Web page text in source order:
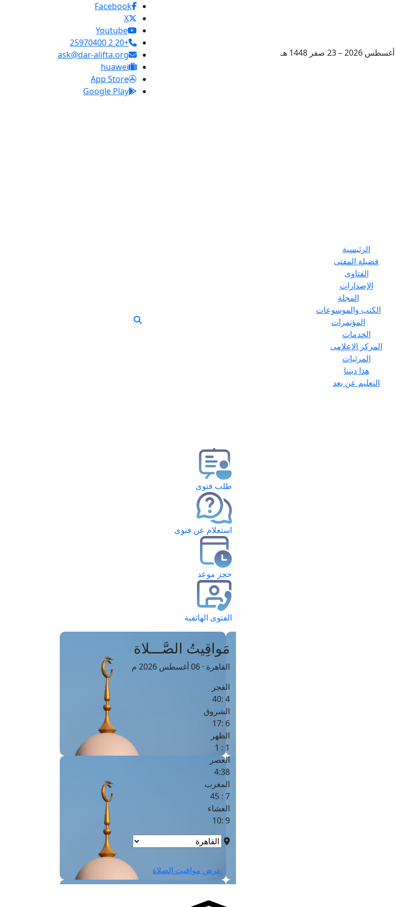
Facebook
X
Youtube
+20 2 25970400
ask@dar-alifta.org
huawei
App Store
Google Play
الرئيسية
فضيلة المفتى
الفتاوى
الإصدارات
المجلة
الكتب والموسوعات
المؤتمرات
الخدمات
المركز الإعلامى
المرئيات
هذا ديننا
التعليم عن بعد
طلب فتوى
استعلام عن فتوى
حجز موعد
الفتوى الهاتفية
مَواقِيتُ الصَّـــلاة
القاهرة · 06 أغسطس 2026 م
الفجر
4 :40
الشروق
6 :17
الظهر
1 : 1
العصر
4:38
المغرب
7 : 45
العشاء
9 :10
عرض مواقيت الصلاة